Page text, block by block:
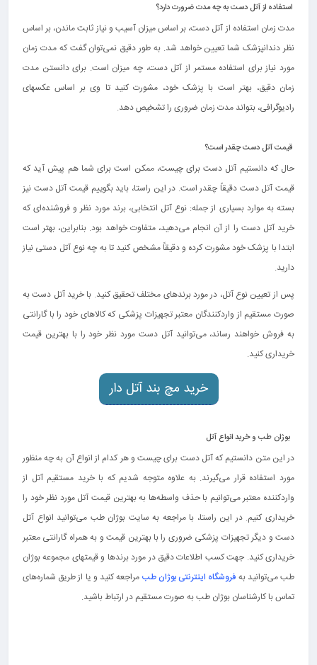
استفاده از آتل دست به چه مدت ضرورت دارد؟
مدت زمان استفاده از آتل دست، بر اساس میزان آسیب و نیاز ثابت ماندن، بر اساس
نظر دندانپزشک شما تعیین خواهد شد. به طور دقیق نمی‌توان گفت که مدت زمان
مورد نیاز برای استفاده مستمر از آتل دست، چه میزان است. برای دانستن مدت
زمان دقیق، بهتر است با پزشک خود، مشورت کنید تا وی بر اساس عکسهای
رادیوگرافی، بتواند مدت زمان ضروری را تشخیص دهد.
قیمت آتل دست چقدر است؟
حال که دانستیم آتل دست برای چیست، ممکن است برای شما هم پیش آید که
قیمت آتل دست دقیقاً چقدر است. در این راستا، باید بگوییم قیمت آتل دست نیز
بسته به موارد بسیاری از جمله: نوع آتل انتخابی، برند مورد نظر و فروشنده‌ای که
خرید آتل دست را از آن انجام می‌دهید، متفاوت خواهد بود. بنابراین، بهتر است
ابتدا با پزشک خود مشورت کرده و دقیقاً مشخص کنید تا به چه نوع آتل دستی نیاز
دارید.
پس از تعیین نوع آتل، در مورد برندهای مختلف تحقیق کنید. با خرید آتل دست به
صورت مستقیم از واردکنندگان معتبر تجهیزات پزشکی که کالاهای خود را با گارانتی
به فروش خواهند رساند، می‌توانید آتل دست مورد نظر خود را با بهترین قیمت
خریداری کنید.
خرید مچ بند آتل دار
بوژان طب و خرید انواع آتل
در این متن دانستیم که آتل دست برای چیست و هر کدام از انواع آن به چه منظور
مورد استفاده قرار می‌گیرند. به علاوه متوجه شدیم که با خرید مستقیم آتل از
واردکننده معتبر می‌توانیم با حذف واسطه‌ها به بهترین قیمت آتل مورد نظر خود را
خریداری کنیم. در این راستا، با مراجعه به سایت بوژان طب می‌توانید انواع آتل
دست و دیگر تجهیزات پزشکی ضروری را با بهترین قیمت و به همراه گارانتی معتبر
خریداری کنید. جهت کسب اطلاعات دقیق در مورد برندها و قیمتهای مجموعه بوژان
طب می‌توانید به فروشگاه اینترنتی بوژان طب مراجعه کنید و یا از طریق شماره‌های
تماس با کارشناسان بوژان طب به صورت مستقیم در ارتباط باشید.